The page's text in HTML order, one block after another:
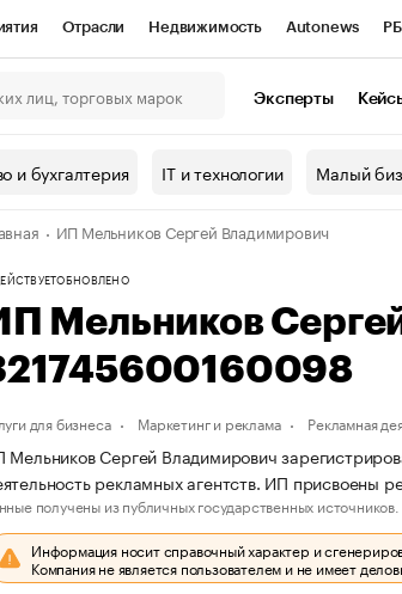
Отрасли Недвижимость Autonews
Проверка контрагентов
валюты
Эксперты
и бухгалтерия IT и технологии Малый
ИП Мельников Сергей Владимирович
ОБНОВЛЕНО
Мельников
для бизнеса Маркетинг и реклама Рекламная
Мельников Сергей Владимирович
рекламных агентств. ИП
получены из публичных государственных источников.
Информация носит справочный характер и
Компания не является пользователем и не имеет